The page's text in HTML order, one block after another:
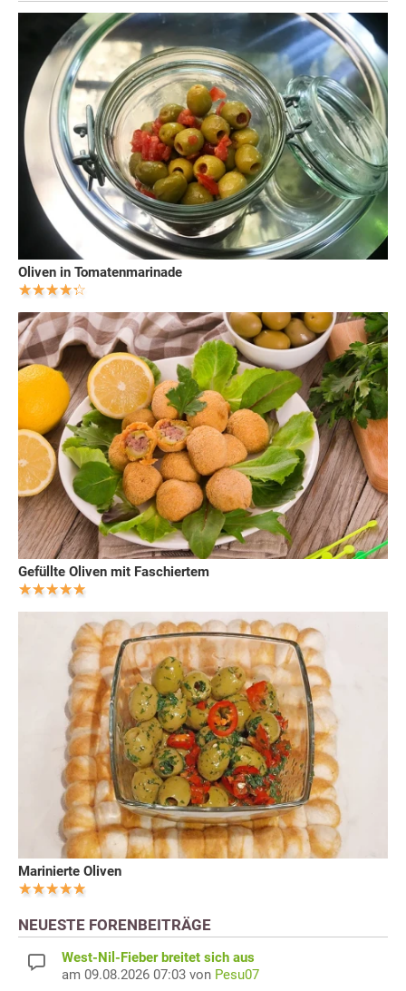
Oliven in Tomatenmarinade
Gefüllte Oliven mit Faschiertem
Marinierte Oliven
NEUESTE FORENBEITRÄGE
West-Nil-Fieber breitet sich aus
am 09.08.2026 07:03 von Pesu07